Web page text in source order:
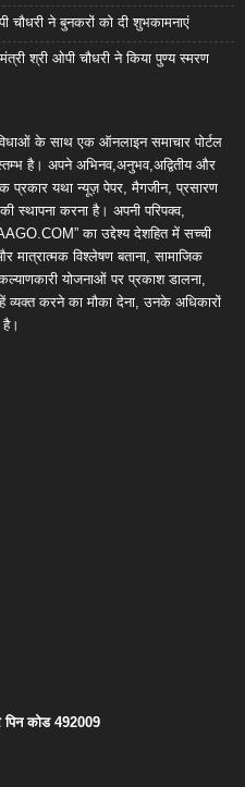
चौधरी ने बुनकरों को दी शुभकामनाएं
श्री ओपी चौधरी ने किया पुण्य स्मरण
के साथ एक ऑनलाइन समाचार पोर्टल
है। अपने अभिनव,अनुभव,अद्वितीय और
प्रकार यथा न्यूज़ पेपर, मैगजीन, प्रसारण
स्थापना करना है। अपनी परिपक्व,
का उद्देश्य देशहित में सच्ची
विश्लेषण बताना, सामाजिक
योजनाओं पर प्रकाश डालना,
व्यक्त करने का मौका देना, उनके अधिकारों
पिन कोड492009